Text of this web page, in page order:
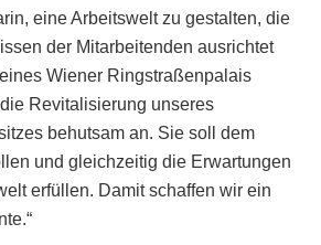
eine Arbeitswelt zu gestalten, die
der Mitarbeitenden ausrichtet
Wiener Ringstraßenpalais
Revitalisierung unseres
behutsam an. Sie soll dem
und gleichzeitig die Erwartungen
erfüllen. Damit schaffen wir ein